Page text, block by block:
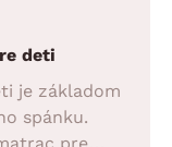
deti
je základom
spánku.